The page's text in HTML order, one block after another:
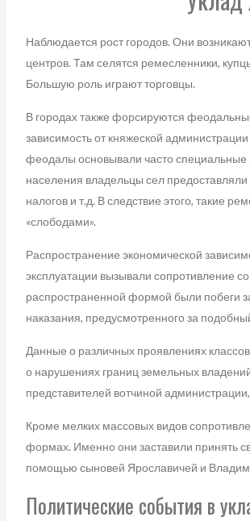
Наблюдается рост городов. Они
центров. Там селятся ремесленники,
Большую роль играют торговцы.
В городах также форсируются
зависимость от княжеской
феодалы основывали часто
населения владельцы сел
налогов и т.д. В следствие этого, такие
«слободами».
Распространение экономической
эксплуатации вызывали сопротивление
распространенной формой были побеги
наказания, предусмотренного за
Данные о различных проявлениях
о нарушениях границ земельных
представителей вотчиной
Кроме мелких массовых видов
формах. Именно они заставили принять
помощью сыновей Ярославичей и
Политические события в